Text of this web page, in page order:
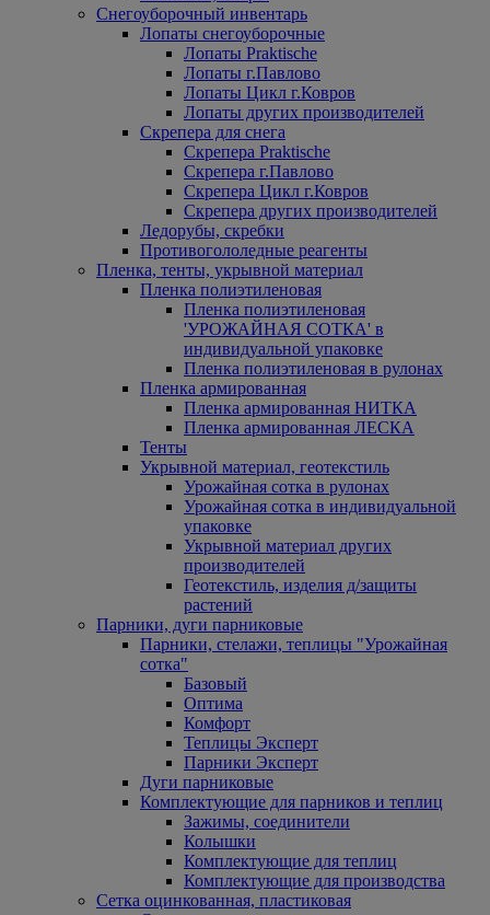
Снегоуборочный инвентарь
Лопаты снегоуборочные
Лопаты Praktische
Лопаты г.Павлово
Лопаты Цикл г.Ковров
Лопаты других производителей
Скрепера для снега
Скрепера Praktische
Скрепера г.Павлово
Скрепера Цикл г.Ковров
Скрепера других производителей
Ледорубы, скребки
Противогололедные реагенты
Пленка, тенты, укрывной материал
Пленка полиэтиленовая
Пленка полиэтиленовая
'УРОЖАЙНАЯ СОТКА' в
индивидуальной упаковке
Пленка полиэтиленовая в рулонах
Пленка армированная
Пленка армированная НИТКА
Пленка армированная ЛЕСКА
Тенты
Укрывной материал, геотекстиль
Урожайная сотка в рулонах
Урожайная сотка в индивидуальной
упаковке
Укрывной материал других
производителей
Геотекстиль, изделия д/защиты
растений
Парники, дуги парниковые
Парники, стелажи, теплицы "Урожайная
сотка"
Базовый
Оптима
Комфорт
Теплицы Эксперт
Парники Эксперт
Дуги парниковые
Комплектующие для парников и теплиц
Зажимы, соединители
Колышки
Комплектующие для теплиц
Комплектующие для производства
Сетка оцинкованная, пластиковая